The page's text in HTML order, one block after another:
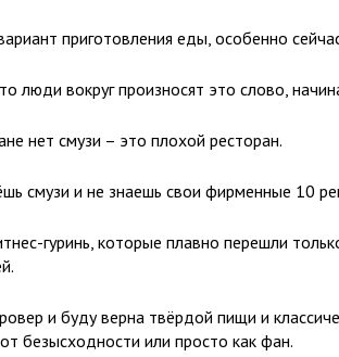
приготовления еды, особенно
люди вокруг произносят это слово,
нет смузи – это плохой ресторан.
смузи и не знаешь свои фирменные 10
гуринь, которые плавно перешли
и буду верна твёрдой пищи и
безысходности или просто как фан.